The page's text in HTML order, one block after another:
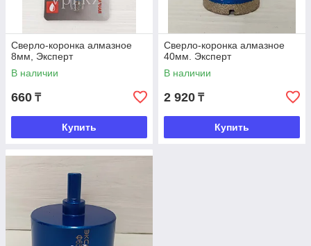
Сверло-коронка алмазное
8мм, Эксперт
В наличии
660 ₸
Купить
Сверло-коронка алмазное
40мм. Эксперт
В наличии
2 920 ₸
Купить